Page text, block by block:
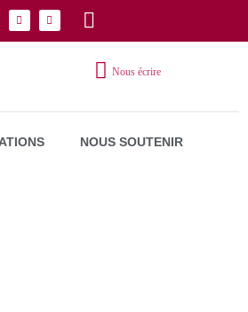
Nous écrire
NOUS SOUTENIR